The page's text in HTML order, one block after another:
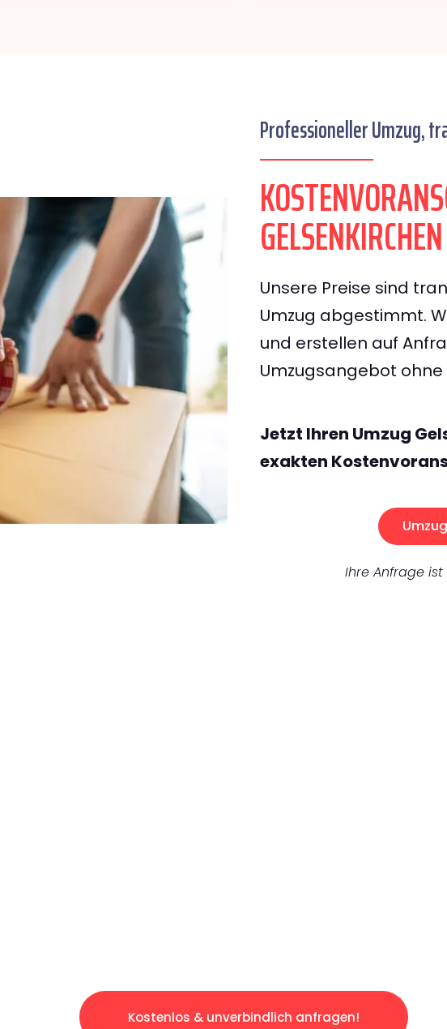
Professioneller Umzug,
Unsere Preise sind
Umzug abgestimmt.
und erstellen auf
Umzugsangebot
Jetzt Ihren Umzug
exakten
Ihre Anfrage ist
Kostenlos & unverbindlich anfragen!